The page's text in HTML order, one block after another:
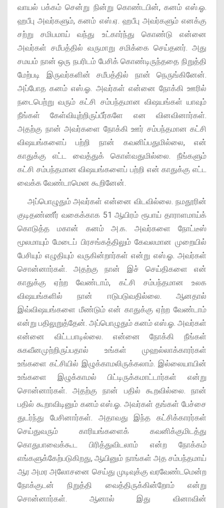
வாயல் பக்கம் சென்று நின்று கொண்டபின், கனம் எஸ்.ஓ.
ஹபீபு அவர்களும், கனம் எஸ்.ஏ. ஹபீபு அவர்களும் எனக்கு
சற்று சமிபமாய் வந்து உட்கார்ந்து கொண்டு என்னை
அவர்கள் சமீபத்தில் வருமாறு சமிக்கை செய்தனர். அது
சமயம் நான் ஒரு நபரிடம் பேசிக் கொண்டிருந்ததை நிறுத்தி
மேற்படி இருவர்களின் சமீபத்தில் நான் நெருங்கினேன்.
அப்போத கனம் எஸ்.ஓ. அவர்கள் என்னை நோக்கி ஊரில்
நடைபெற்று வரும் கட்சி சம்பந்தமான விஷயங்கள் யாவும்
நீங்கள் கேள்வியுற்றிருப்பீர்களே என வினவினார்கள்.
அதற்கு நான் அவர்களை நோக்கி ஊர் சம்பந்தமான கட்சி
விஷயங்களைப் பற்றி நான் கவனிப்பதுமில்லை, என்
காதுக்கு எட்ட வைத்துக் கொள்வதுமில்லை. நீங்களும்
கட்சி சம்பந்தமான விஷயங்களைப் பற்றி என் காதுக்கு எட்ட
வைக்க வேண்டாமென கூறினேன்.
அப்பொழுதும் அவர்கள் என்னை விடவில்லை. நமதூரின்
குடிதண்ணீர் வகைக்காக 51 ஆயிரம் ரூபாய் தாராளமாய்க்
கொடுத்த மகான் கனம் அ.க. அவர்களை நோட்டீஸ்
மூலமாயும் மேடைப் பிரசங்கத்திலும் கேவலமான முறையில்
பேசியும் எழுதியும் வருகின்றார்கள் என்று எஸ்.ஓ. அவர்கள்
சொன்னார்கள். அதற்கு நான் இச் செய்திகளை என்
காதுக்கு ஏற்ற வேண்டாம், கட்சி சம்பந்தமான உலக
விஷயங்களில் நான் ஈடுபடுவதில்லை. ஆனதால்
இவ்விஷயங்களை மீண்டும் என் காதுக்கு ஏற்ற வேண்டாம்
என்று பதிலுறுத்தேன். அப்பொழுதும் கனம் எஸ்.ஓ. அவர்கள்
என்னை விட்டபாடில்லை. என்னை நோக்கி நீங்கள்
சுகவீனமுற்றிருப்பதால் உங்கள் முஹல்லாக்காரர்கள்
உங்களை கட்சியில் இழுக்காமலிருக்கலாம். இல்லையாயின்
உங்களை இழுக்காமல் பிட்டிருக்கமாட்டார்கள் என்று
சொன்னார்கள். அதற்கு நான் பதில் கூறவில்லை. நான்
பதில் கூறாவிடினும் கனம் எஸ்.ஓ. அவர்கள் தங்கள் பேச்சை
துடர்ந்து பேசினார்கள். அதாவது இந்த கட்சிக்காரர்கள்
செய்துவரும் காரியங்களைக் கவனிக்குமிடத்து
கொதுபாவைக்கூட பிரித்துவிடலாம் என்ற நோக்கம்
எங்களுக்கேற்படுகிறது, ஆயினும் நாங்கள் அத சம்பந்தமாய்
ஆர அமர அலோசனை செய்து முடிவுக்கு வரவேண்டமென்ற
நோக்குடன் நிறுத்தி வைத்திருக்கின்றோம் என்று
சொன்னார்கள். ஆனால் இது வினாவின்